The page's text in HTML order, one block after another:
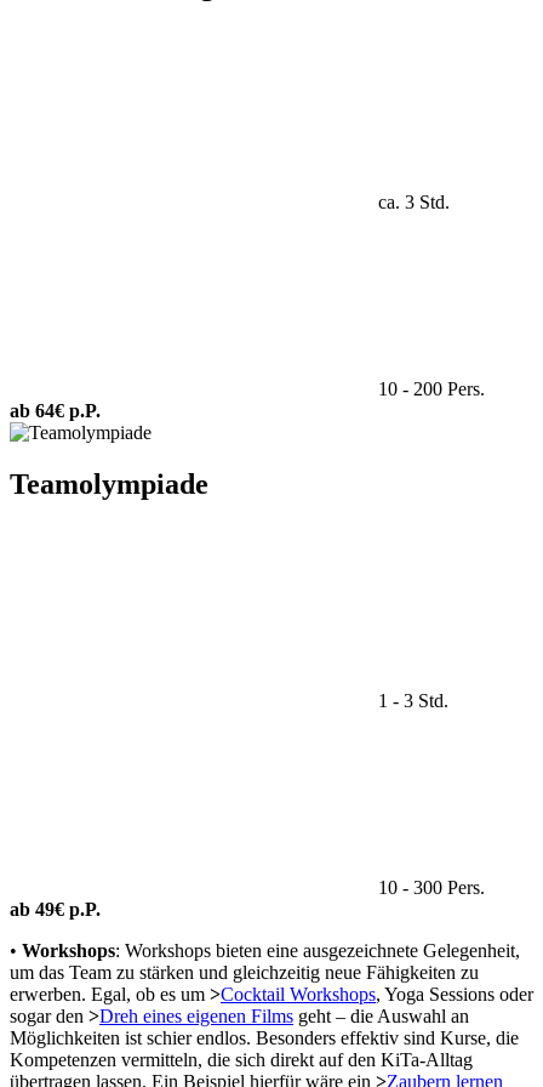
ca. 3 Std.
10 - 200 Pers.
ab 64€ p.P.
Teamolympiade
1 - 3 Std.
10 - 300 Pers.
ab 49€ p.P.
• Workshops: Workshops bieten eine ausgezeichnete Gelegenheit,
um das Team zu stärken und gleichzeitig neue Fähigkeiten zu
erwerben. Egal, ob es um >Cocktail Workshops, Yoga Sessions oder
sogar den >Dreh eines eigenen Films geht – die Auswahl an
Möglichkeiten ist schier endlos. Besonders effektiv sind Kurse, die
Kompetenzen vermitteln, die sich direkt auf den KiTa-Alltag
übertragen lassen. Ein Beispiel hierfür wäre ein >Zaubern lernen